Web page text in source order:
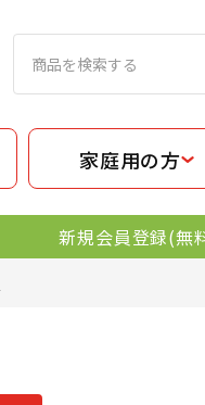
家庭用の方
新規会員登録(無